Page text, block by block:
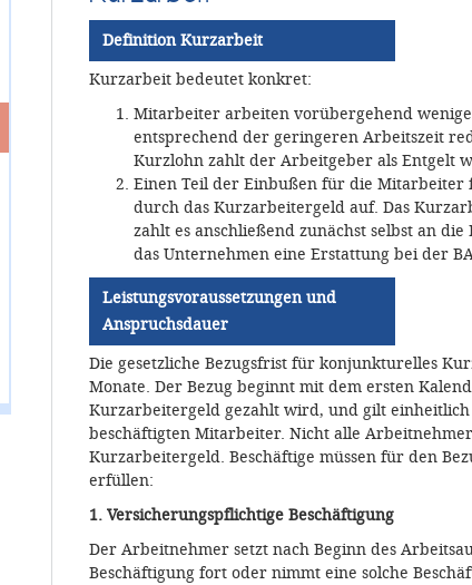
Definition Kurzarbeit
Kurzarbeit bedeutet konkret:
Mitarbeiter arbeiten vorübergehend
entsprechend der geringeren Arbeitszeit
Kurzlohn zahlt der Arbeitgeber als Entgelt
Einen Teil der Einbußen für die Mitarbeiter
durch das Kurzarbeitergeld auf. Das
zahlt es anschließend zunächst selbst an
das Unternehmen eine Erstattung bei der
Leistungsvoraussetzungen und
Anspruchsdauer
Die gesetzliche Bezugsfrist für konjunkturelles
Monate. Der Bezug beginnt mit dem ersten
Kurzarbeitergeld gezahlt wird, und gilt
beschäftigten Mitarbeiter. Nicht alle
Kurzarbeitergeld. Beschäftige müssen für den
erfüllen:
1. Versicherungspflichtige Beschäftigung
Der Arbeitnehmer setzt nach Beginn des
Beschäftigung fort oder nimmt eine solche